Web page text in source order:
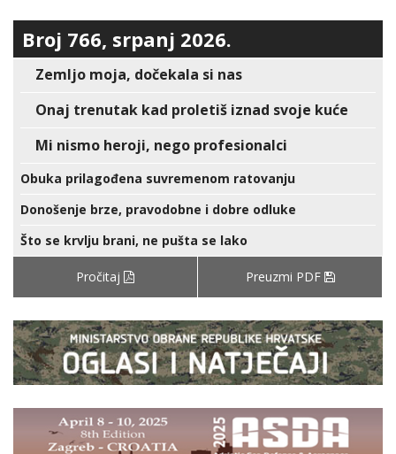
Broj 766, srpanj 2026.
Zemljo moja, dočekala si nas
Onaj trenutak kad proletiš iznad svoje kuće
Mi nismo heroji, nego profesionalci
Obuka prilagođena suvremenom ratovanju
Donošenje brze, pravodobne i dobre odluke
Što se krvlju brani, ne pušta se lako
Pročitaj Preuzmi PDF